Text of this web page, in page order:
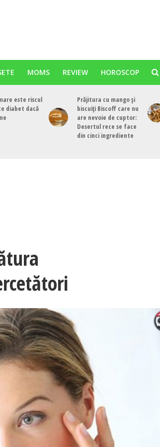
MOMS REVIEW HOROSCOP
este riscul
diabet dacă
Prăjitura cu mango și
biscuiți Biscoff care nu
are nevoie de cuptor:
Desertul rece se face
din cinci ingrediente